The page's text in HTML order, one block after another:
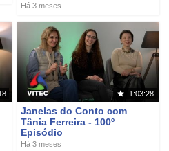
Há 3 meses
1:03:28
Janelas do Conto com
Tânia Ferreira - 100º
Episódio
Há 3 meses